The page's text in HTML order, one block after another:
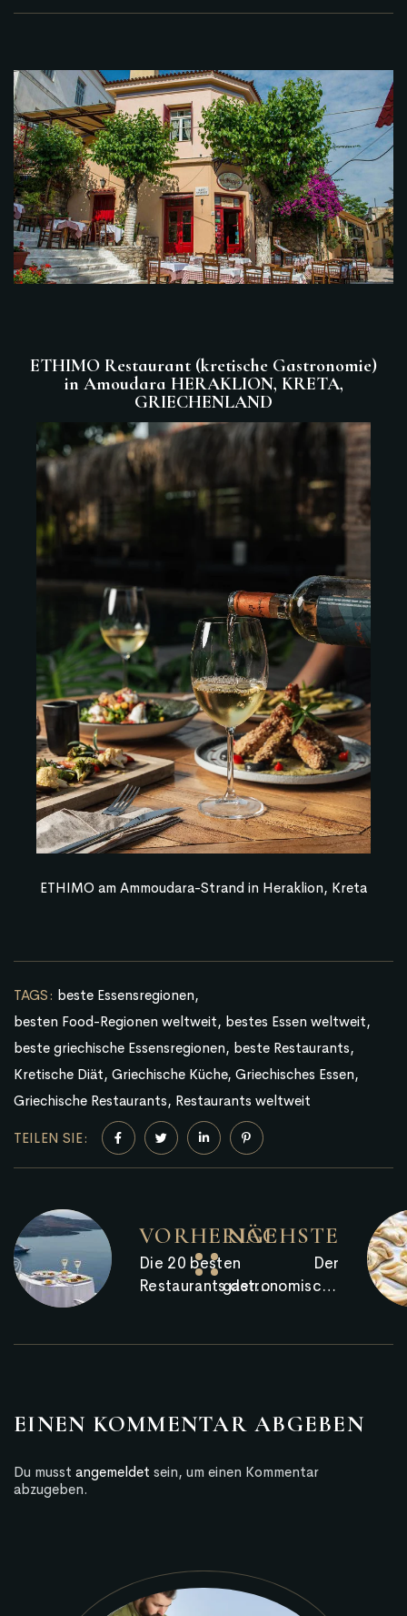
ETHIMO Restaurant (kretische Gastronomie)
in Amoudara HERAKLION, KRETA,
GRIECHENLAND
ETHIMO am Ammoudara-Strand in Heraklion, Kreta
TAGS: beste Essensregionen
besten Food-Regionen weltweit bestes Essen weltweit
beste griechische Essensregionen beste Restaurants
Kretische Diät Griechische Küche Griechisches Essen
Griechische Restaurants Restaurants weltweit
TEILEN SIE:
VORHERIGE
Die 20 besten
Restaurants der
NÄCHSTE
Der
gastronomische
Heraklion
EINEN KOMMENTAR ABGEBEN
Du musst angemeldet sein, um einen Kommentar
abzugeben.